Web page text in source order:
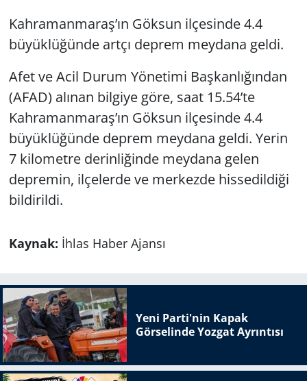
Kahramanmaraş’ın Göksun ilçesinde 4.4
büyüklüğünde artçı deprem meydana geldi.
Afet ve Acil Durum Yönetimi Başkanlığından
(AFAD) alınan bilgiye göre, saat 15.54’te
Kahramanmaraş’ın Göksun ilçesinde 4.4
büyüklüğünde deprem meydana geldi. Yerin
7 kilometre derinliğinde meydana gelen
depremin, ilçelerde ve merkezde hissedildiği
bildirildi.
Kaynak: İhlas Haber Ajansı
Yeni Parti'nin Kapak
Görselinde Yozgat Ayrıntısı